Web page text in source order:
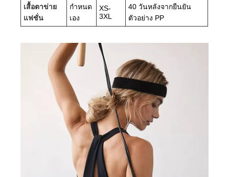
เสื้อตาข่าย
แฟชั่น
กำหนด
เอง
XS-
3XL
40 วันหลังจากยืนยัน
ตัวอย่าง PP